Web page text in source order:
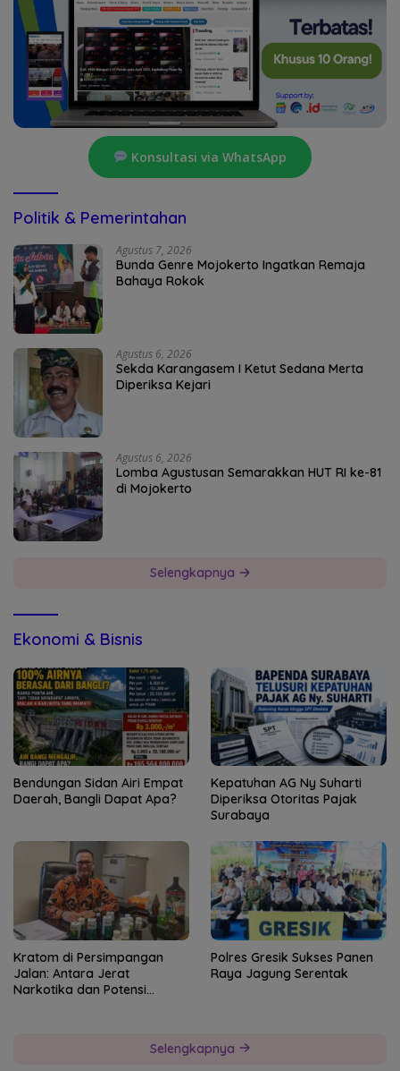
Konsultasi via WhatsApp
Politik & Pemerintahan
Agustus 7, 2026
Bunda Genre Mojokerto Ingatkan Remaja
Bahaya Rokok
Agustus 6, 2026
Sekda Karangasem I Ketut Sedana Merta
Diperiksa Kejari
Agustus 6, 2026
Lomba Agustusan Semarakkan HUT RI ke-81
di Mojokerto
Selengkapnya
Ekonomi & Bisnis
Bendungan Sidan Airi Empat
Daerah, Bangli Dapat Apa?
Kepatuhan AG Ny Suharti
Diperiksa Otoritas Pajak
Surabaya
Kratom di Persimpangan
Jalan: Antara Jerat
Narkotika dan Potensi
Polres Gresik Sukses Panen
Raya Jagung Serentak
Selengkapnya